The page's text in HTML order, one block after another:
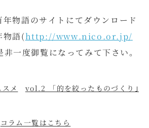
物語のサイトにてダウンロード
物語(http://www.nico.or.jp/
一度御覧になってみて下さい。
メ vol.2 「的を絞ったものづくり｣
コラム一覧はこちら